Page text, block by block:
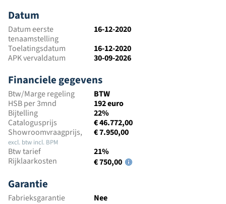
Datum
Datum eerste
tenaamstelling
16-12-2020
Toelatingsdatum
16-12-2020
APK vervaldatum
30-09-2026
Financiele gegevens
Btw/Marge regeling
BTW
HSB per 3mnd
192 euro
Bijtelling
22%
Catalogusprijs
€ 46.772,00
Showroomvraagprijs,
excl. btw incl. BPM
€ 7.950,00
Btw tarief
21%
Rijklaarkosten
€ 750,00
Garantie
Fabrieksgarantie Nee